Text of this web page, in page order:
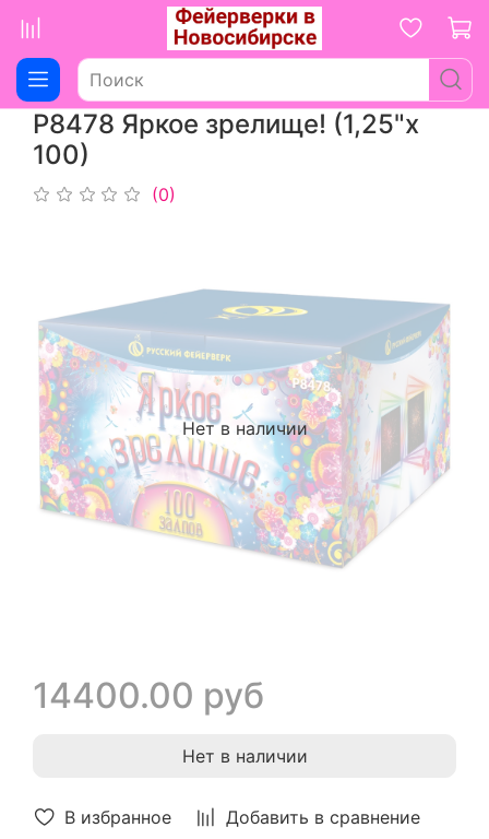
Р8478 Яркое зрелище! (1,25"х
100)
(0)
В избранное Добавить в сравнение
Нет в наличии
14400.00 руб
Нет в наличии